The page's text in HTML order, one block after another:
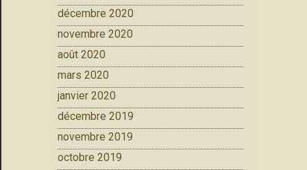
décembre 2020
novembre 2020
août 2020
mars 2020
janvier 2020
décembre 2019
novembre 2019
octobre 2019